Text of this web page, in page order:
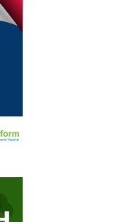
одержання,
та знищення
систем